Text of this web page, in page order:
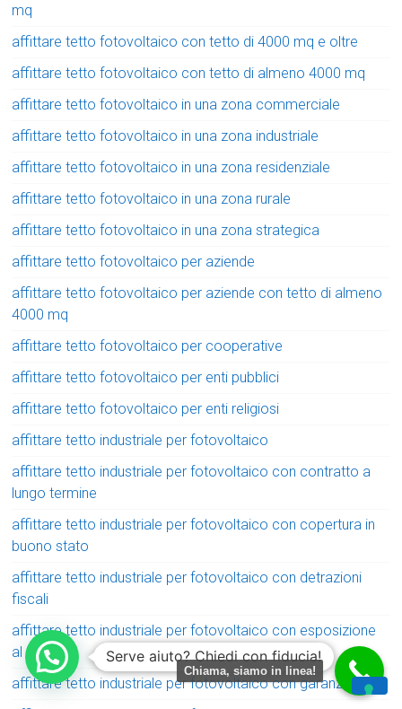
mq
affittare tetto fotovoltaico con tetto di 4000 mq e oltre
affittare tetto fotovoltaico con tetto di almeno 4000 mq
affittare tetto fotovoltaico in una zona commerciale
affittare tetto fotovoltaico in una zona industriale
affittare tetto fotovoltaico in una zona residenziale
affittare tetto fotovoltaico in una zona rurale
affittare tetto fotovoltaico in una zona strategica
affittare tetto fotovoltaico per aziende
affittare tetto fotovoltaico per aziende con tetto di almeno
4000 mq
affittare tetto fotovoltaico per cooperative
affittare tetto fotovoltaico per enti pubblici
affittare tetto fotovoltaico per enti religiosi
affittare tetto industriale per fotovoltaico
affittare tetto industriale per fotovoltaico con contratto a
lungo termine
affittare tetto industriale per fotovoltaico con copertura in
buono stato
affittare tetto industriale per fotovoltaico con detrazioni
fiscali
affittare tetto industriale per fotovoltaico con esposizione
al sole
affittare tetto industriale per fotovoltaico con garanzia
Serve aiuto? Chiedi con fiducia!
Chiama, siamo in linea!